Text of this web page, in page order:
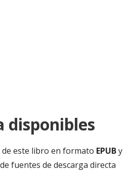
disponibles
de este libro en formato EPUBy
fuentes de descarga directa